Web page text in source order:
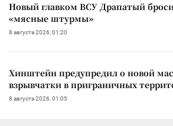
Новый главком ВСУ Драпатый
«мясные штурмы»
8 августа 2026, 01:20
Хинштейн предупредил о новой
взрывчатки в приграничных
8 августа 2026, 01:05